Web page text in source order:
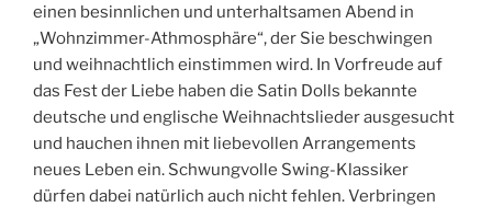
einen besinnlichen und unterhaltsamen Abend in
„Wohnzimmer-Athmosphäre“, der Sie beschwingen
und weihnachtlich einstimmen wird. In Vorfreude auf
das Fest der Liebe haben die Satin Dolls bekannte
deutsche und englische Weihnachtslieder ausgesucht
und hauchen ihnen mit liebevollen Arrangements
neues Leben ein. Schwungvolle Swing-Klassiker
dürfen dabei natürlich auch nicht fehlen. Verbringen